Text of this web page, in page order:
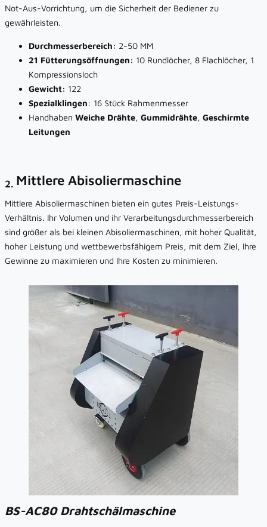
Not-Aus-Vorrichtung, um die Sicherheit der Bediener zu
gewährleisten.
Durchmesserbereich: 2-50 MM
21 Fütterungsöffnungen: 10 Rundlöcher, 8 Flachlöcher, 1
Kompressionsloch
Gewicht: 122
Spezialklingen: 16 Stück Rahmenmesser
Handhaben Weiche Drähte, Gummidrähte, Geschirmte
Leitungen
2. Mittlere Abisoliermaschine
Mittlere Abisoliermaschinen bieten ein gutes Preis-Leistungs-
Verhältnis. Ihr Volumen und ihr Verarbeitungsdurchmesserbereich
sind größer als bei kleinen Abisoliermaschinen, mit hoher Qualität,
hoher Leistung und wettbewerbsfähigem Preis, mit dem Ziel, Ihre
Gewinne zu maximieren und Ihre Kosten zu minimieren.
BS-AC80 Drahtschälmaschine